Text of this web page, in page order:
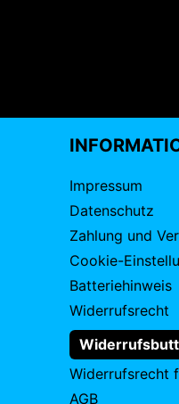
Impressum
Datenschutz
Zahlung und
Cookie-
Batteriehinweis
Widerrufsrecht
Widerrufsrecht
AGB